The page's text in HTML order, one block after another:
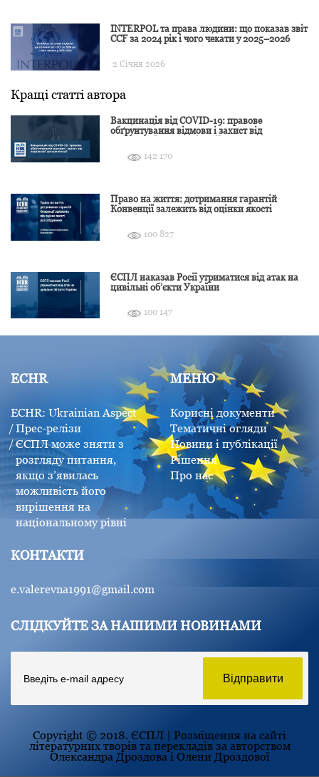
INTERPOL та права людини: що показав звіт
CCF за 2024 рік і чого чекати у 2025–2026
2 Січня 2026
Кращі статті автора
Вакцинація від COVID-19: правове
обґрунтування відмови і захист від
142 170
Право на життя: дотримання гарантій
Конвенції залежить від оцінки якості
100 827
ЄСПЛ наказав Росії утриматися від атак на
цивільні об’єкти України
100 147
ECHR
ECHR: Ukrainian Aspect
Прес-релізи
ЄСПЛ може зняти з
розгляду питання,
якщо з’явилась
можливість його
вирішення на
національному рівні
МЕНЮ
Корисні документи
Тематичні огляди
Новини і публікації
Рішення
Про нас
КОНТАКТИ
e.valerevna1991@gmail.com
СЛІДКУЙТЕ ЗА НАШИМИ НОВИНАМИ
Copyright © 2018. ЄСПЛ | Розміщення на сайті
літературних творів та перекладів за авторством
Олександра Дроздова і Олени Дроздової